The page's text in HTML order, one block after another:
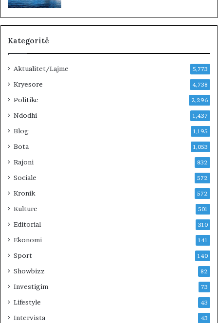
n
e
Kategoritë
Aktualitet/Lajme 5,773
Kryesore 4,738
Politike 2,296
Ndodhi 1,437
Blog 1,195
Bota 1,053
Rajoni 832
Sociale 572
Kronik 572
Kulture 501
Editorial 310
Ekonomi 141
Sport 140
Showbizz 82
Investigim 73
Lifestyle 43
Intervista 43